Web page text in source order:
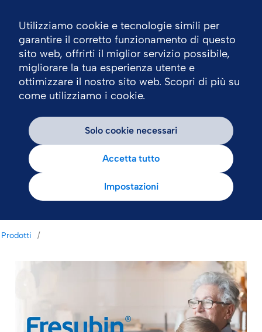
Prodotti
Utilizziamo cookie e tecnologie simili per
garantire il corretto funzionamento di questo
sito web, offrirti il miglior servizio possibile,
migliorare la tua esperienza utente e
ottimizzare il nostro sito web. Scopri di più su
come utilizziamo i cookie.
Solo cookie necessari
Accetta tutto
Impostazioni